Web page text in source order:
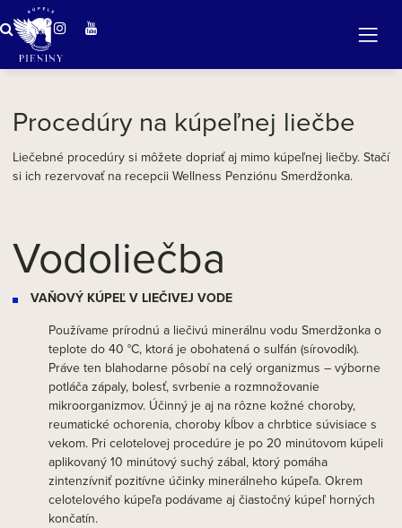
Zázračná voda v Pieninách
Procedúry na kúpeľnej liečbe
Liečebné procedúry si môžete dopriať aj mimo kúpeľnej liečby. Stačí
si ich rezervovať na recepcii Wellness Penziónu Smerdžonka.
Vodoliečba
VAŇOVÝ KÚPEĽ V LIEČIVEJ VODE
Používame prírodnú a liečivú minerálnu vodu Smerdžonka o
teplote do 40 °C, ktorá je obohatená o sulfán (sírovodík).
Práve ten blahodarne pôsobí na celý organizmus – výborne
potláča zápaly, bolesť, svrbenie a rozmnožovanie
mikroorganizmov. Účinný je aj na rôzne kožné choroby,
reumatické ochorenia, choroby kĺbov a chrbtice súvisiace s
vekom. Pri celotelovej procedúre je po 20 minútovom kúpeli
aplikovaný 10 minútový suchý zábal, ktorý pomáha
zintenzívniť pozitívne účinky minerálneho kúpeľa. Okrem
celotelového kúpeľa podávame aj čiastočný kúpeľ horných
končatín.